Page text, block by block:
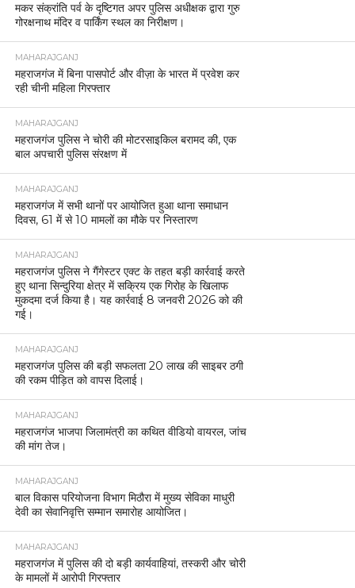
मकर संक्रांति पर्व के दृष्टिगत अपर पुलिस अधीक्षक द्वारा गुरु
गोरक्षनाथ मंदिर व पार्किंग स्थल का निरीक्षण।
MAHARAJGANJ
महराजगंज में बिना पासपोर्ट और वीज़ा के भारत में प्रवेश कर
रही चीनी महिला गिरफ्तार
MAHARAJGANJ
महराजगंज पुलिस ने चोरी की मोटरसाइकिल बरामद की, एक
बाल अपचारी पुलिस संरक्षण में
MAHARAJGANJ
महराजगंज में सभी थानों पर आयोजित हुआ थाना समाधान
दिवस, 61 में से 10 मामलों का मौके पर निस्तारण
MAHARAJGANJ
महराजगंज पुलिस ने गैंगेस्टर एक्ट के तहत बड़ी कार्रवाई करते
हुए थाना सिन्दुरिया क्षेत्र में सक्रिय एक गिरोह के खिलाफ
मुकदमा दर्ज किया है। यह कार्रवाई 8 जनवरी 2026 को की
गई।
MAHARAJGANJ
महराजगंज पुलिस की बड़ी सफलता 20 लाख की साइबर ठगी
की रकम पीड़ित को वापस दिलाई।
MAHARAJGANJ
महराजगंज भाजपा जिलामंत्री का कथित वीडियो वायरल, जांच
की मांग तेज।
MAHARAJGANJ
बाल विकास परियोजना विभाग मिठौरा में मुख्य सेविका माधुरी
देवी का सेवानिवृत्ति सम्मान समारोह आयोजित।
MAHARAJGANJ
महराजगंज में पुलिस की दो बड़ी कार्यवाहियां, तस्करी और चोरी
के मामलों में आरोपी गिरफ्तार